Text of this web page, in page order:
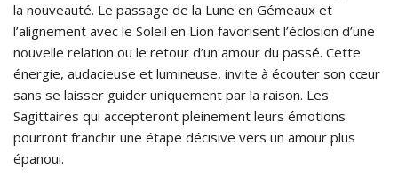
la nouveauté. Le passage de la Lune en Gémeaux et
l’alignement avec le Soleil en Lion favorisent l’éclosion d’une
nouvelle relation ou le retour d’un amour du passé. Cette
énergie, audacieuse et lumineuse, invite à écouter son cœur
sans se laisser guider uniquement par la raison. Les
Sagittaires qui accepteront pleinement leurs émotions
pourront franchir une étape décisive vers un amour plus
épanoui.